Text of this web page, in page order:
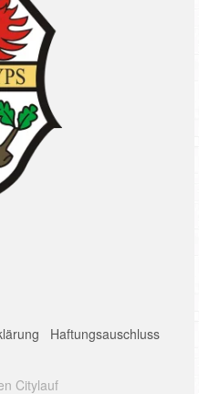
Haftungsauschluss
Citylauf